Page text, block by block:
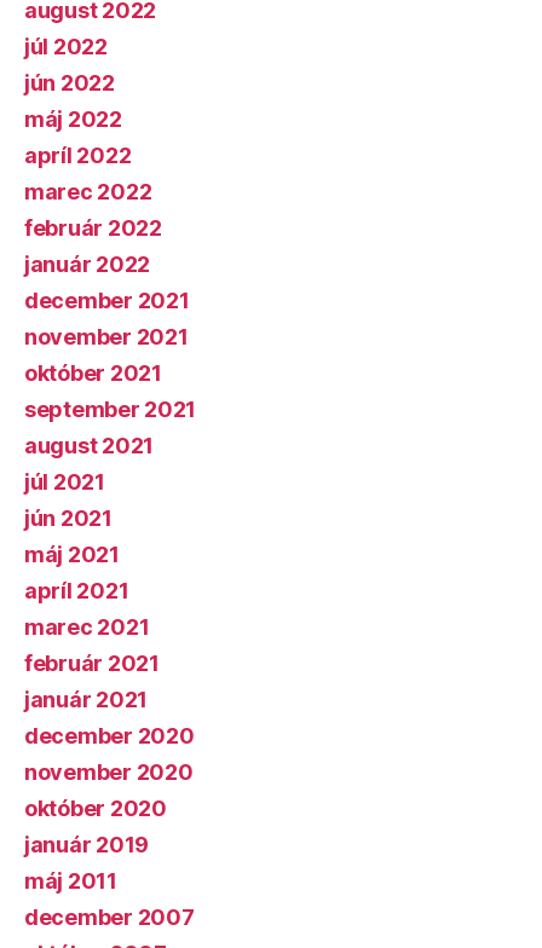
august 2022
júl 2022
jún 2022
máj 2022
apríl 2022
marec 2022
február 2022
január 2022
december 2021
november 2021
október 2021
september 2021
august 2021
júl 2021
jún 2021
máj 2021
apríl 2021
marec 2021
február 2021
január 2021
december 2020
november 2020
október 2020
január 2019
máj 2011
december 2007